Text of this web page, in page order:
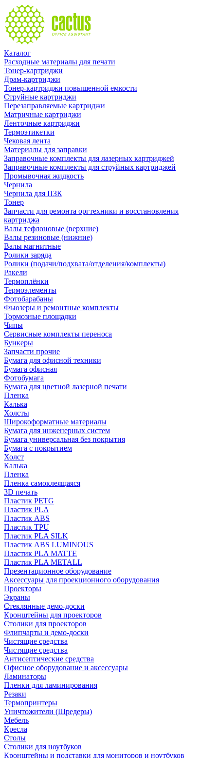
Каталог
Расходные материалы для печати
Тонер-картриджи
Драм-картриджи
Тонер-картриджи повышенной емкости
Струйные картриджи
Перезаправляемые картриджи
Матричные картриджи
Ленточные картриджи
Термоэтикетки
Чековая лента
Материалы для заправки
Заправочные комплекты для лазерных картриджей
Заправочные комплекты для струйных картриджей
Промывочная жидкость
Чернила
Чернила для ПЗК
Тонер
Запчасти для ремонта оргтехники и восстановления
картриджа
Валы тефлоновые (верхние)
Валы резиновые (нижние)
Валы магнитные
Ролики заряда
Ролики (подачи/подхвата/отделения/комплекты)
Ракели
Термоплёнки
Термоэлементы
Фотобарабаны
Фьюзеры и ремонтные комплекты
Тормозные площадки
Чипы
Сервисные комплекты переноса
Бункеры
Запчасти прочие
Бумага для офисной техники
Бумага офисная
Фотобумага
Бумага для цветной лазерной печати
Пленка
Калька
Холсты
Широкоформатные материалы
Бумага для инженерных систем
Бумага универсальная без покрытия
Бумага с покрытием
Холст
Калька
Пленка
Пленка самоклеящаяся
3D печать
Пластик PETG
Пластик PLA
Пластик ABS
Пластик TPU
Пластик PLA SILK
Пластик ABS LUMINOUS
Пластик PLA MATTE
Пластик PLA METALL
Презентационное оборудование
Аксессуары для проекционного оборудования
Проекторы
Экраны
Стеклянные демо-доски
Кронштейны для проекторов
Столики для проекторов
Флипчарты и демо-доски
Чистящие средства
Чистящие средства
Антисептические средства
Офисное оборудование и аксессуары
Ламинаторы
Пленки для ламинирования
Резаки
Термопринтеры
Уничтожители (Шредеры)
Мебель
Кресла
Столы
Столики для ноутбуков
Кронштейны и подставки для мониторов и ноутбуков